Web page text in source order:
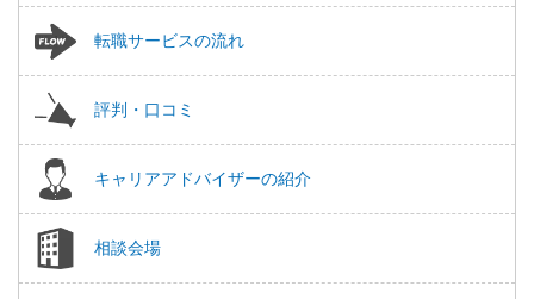
転職サービスの流れ
評判・口コミ
キャリアアドバイザーの紹介
相談会場